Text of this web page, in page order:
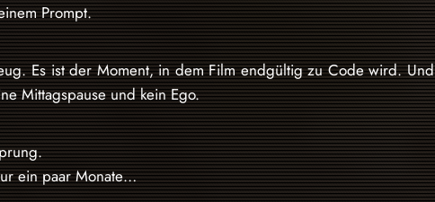
Prompt.
Es ist der Moment, in dem Film endgültig zu Code wird. Und
Mittagspause und kein Ego.
ein paar Monate…